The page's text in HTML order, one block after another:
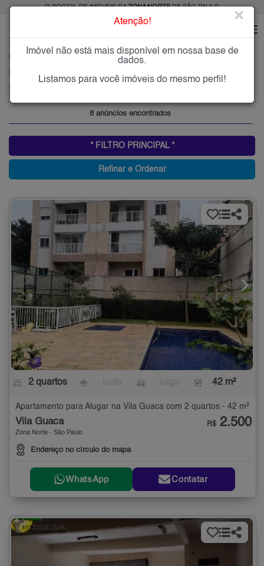
O PORTAL DE IMÓVEIS DAZONA NORTEDE SÃO PAULO
VILA GUACA
Imóveis para Alugar na Vila Guaca, Zona Norte de São Paulo, SP
Vila Guaca, Zona Norte
8 anúncios encontrados
* FILTRO PRINCIPAL *
Refinar e Ordenar
2 quartos 42 m²
Apartamento para Alugar na Vila Guaca com 2 quartos - 42 m²
Vila Guaca
Zona Norte - São Paulo
Endereço no círculo do mapa
R$ 2.500
WhatsApp Contatar
Atenção! ×
Imóvel não está mais disponível em nossa base de
dados.
Listamos para você imóveis do mesmo perfil!